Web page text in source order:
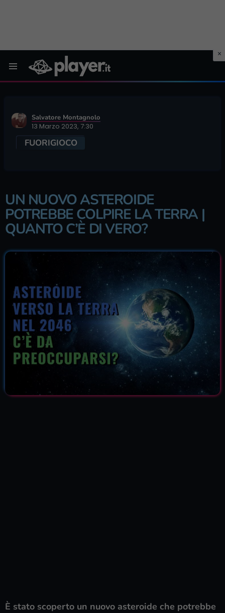
Salvatore Montagnolo
13 Marzo 2023, 7:30
FUORIGIOCO
UN NUOVO ASTEROIDE
POTREBBE COLPIRE LA TERRA |
QUANTO C’È DI VERO?
È stato scoperto un nuovo asteroide che potrebbe